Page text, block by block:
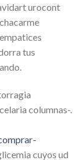
urocont
tus
columnas-.
cuyos ud